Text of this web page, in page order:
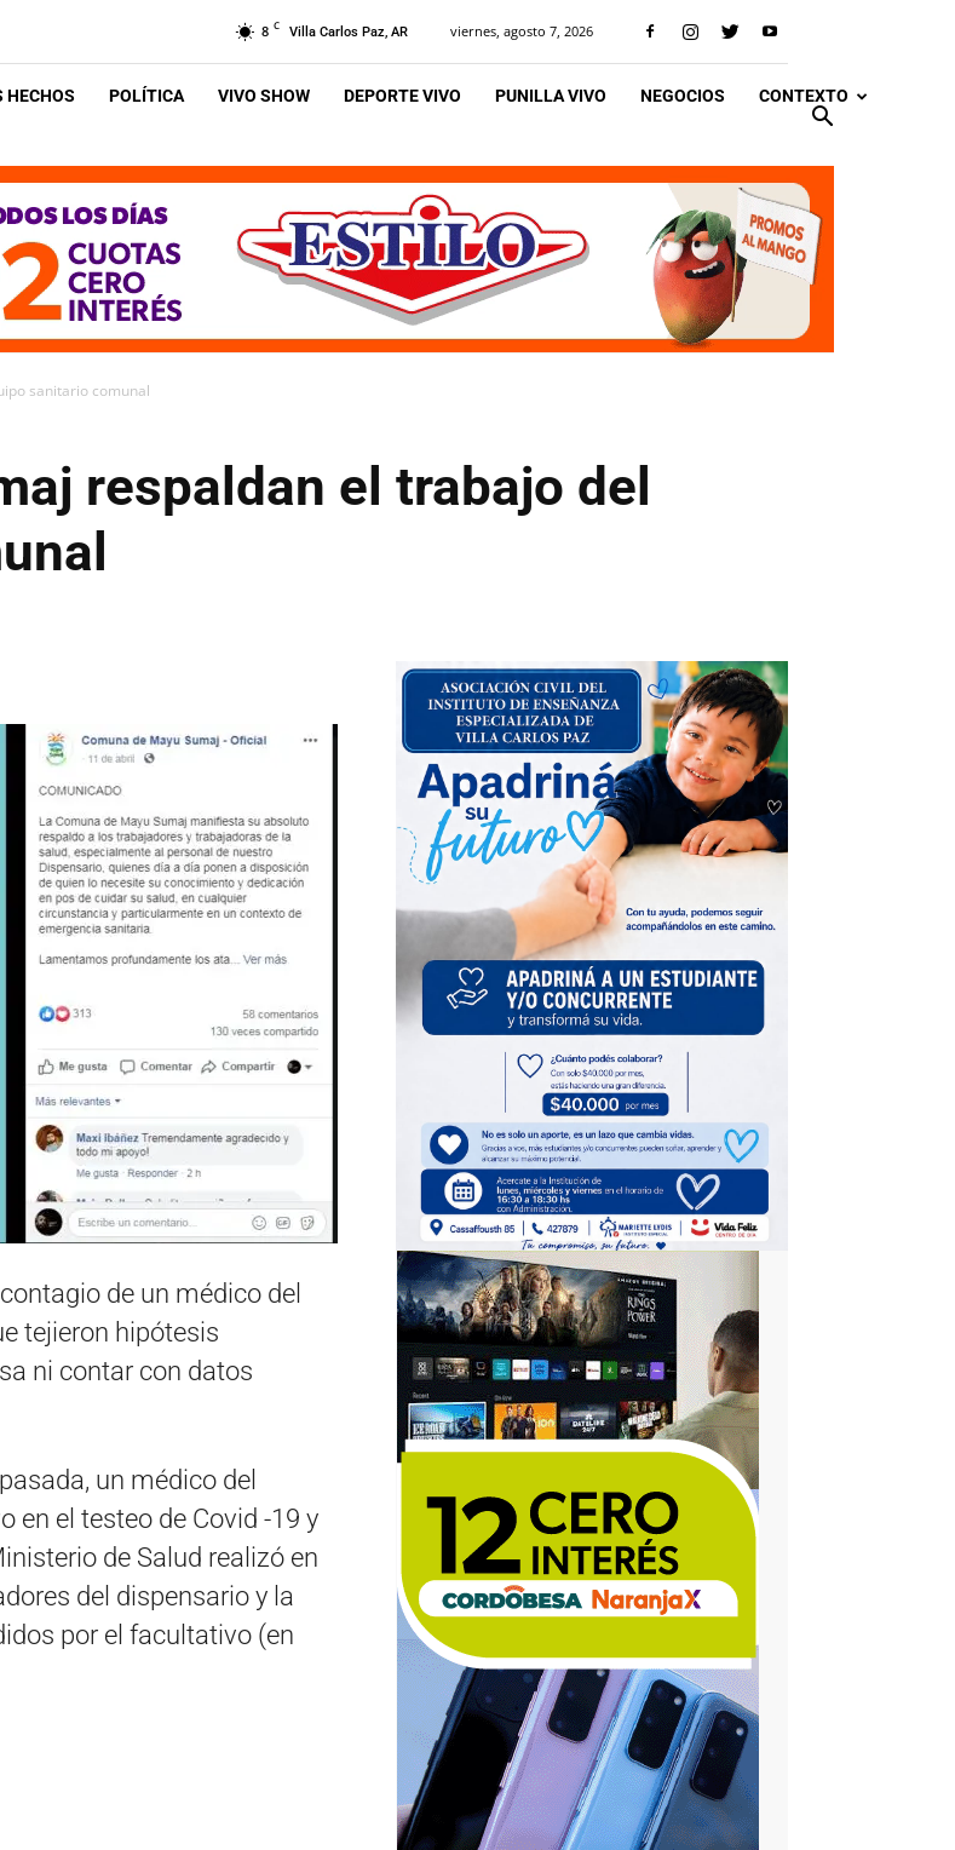
8 C Villa Carlos Paz, AR viernes, agosto 7, 2026
HECHOS POLÍTICA VIVO SHOW DEPORTE VIVO PUNILLA VIVO NEGOCIOS CONTEXTO
sanitario comunal
respaldan el trabajo del
de un médico del
tejieron hipótesis
ni contar con datos
un médico del
en el testeo de Covid -19 y
de Salud realizó en
del dispensario y la
por el facultativo (en